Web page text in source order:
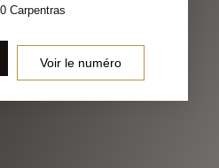
Carpentras
Voir le numéro